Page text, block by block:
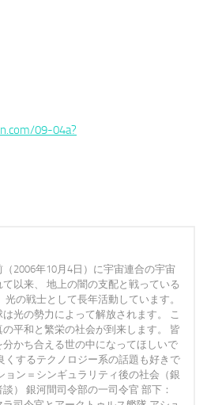
09-04a?
2006年10月4日）に宇宙連合の宇宙
て以来、 地上の闇の支配と戦っている
光の戦士として長年活動しています。
は光の勢力によって解放されます。 こ
平和と繁栄の社会が到来します。 皆
分かち合える世の中になってほしいで
くするテクノロジー系の話題も好きで
ョン＝シンギュラリティ後の社会（銀
） 銀河間司令部の一司令官 部下：